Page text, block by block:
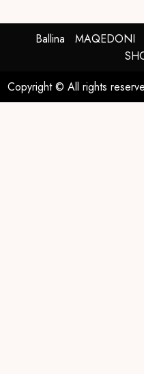
Ballina MAQEDONI
Copyright © All rights